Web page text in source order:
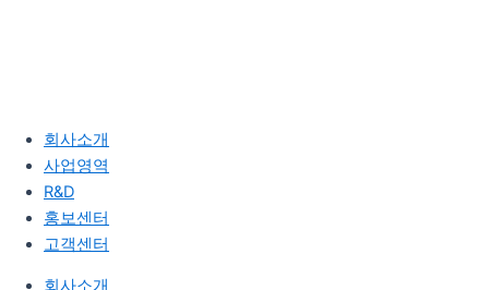
회사소개
사업영역
R&D
홍보센터
고객센터